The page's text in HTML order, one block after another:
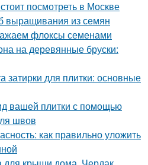
посмотреть в Москве
выращивания из семян
флоксы семенами
на деревянные бруски:
затирки для плитки: основные
вашей плитки с помощью
швов
как правильно уложить